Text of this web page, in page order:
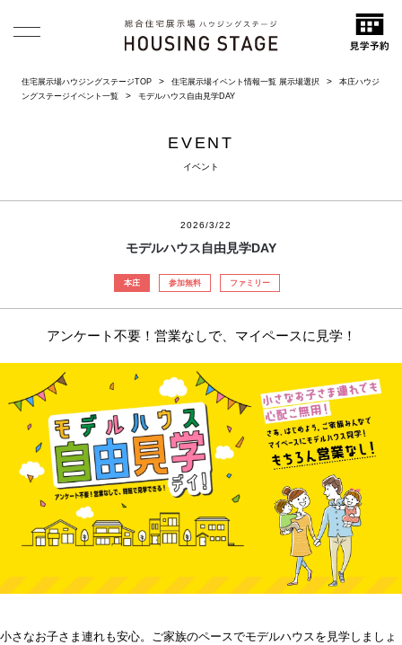
住宅展示場ハウジングステージTOP 住宅展示場イベント情報一覧 展示場選択
本庄ハウジ
ングステージイベント一覧
モデルハウス自由見学DAY
EVENT
イベント
2026/3/22
モデルハウス自由見学DAY
本庄 参加無料 ファミリー
アンケート不要！営業なしで、マイペースに見学！
小さなお子さま連れも安心。ご家族のペースでモデルハウスを見学しましょ